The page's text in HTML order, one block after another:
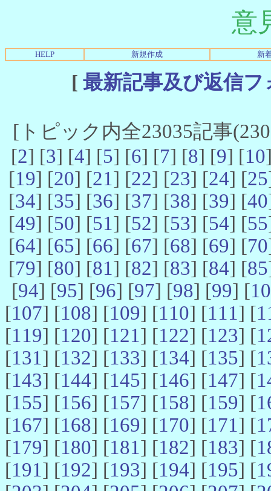
意
HELP 新規作成 新
[ 最新記事及び返信
[トピック内全23035記事
[2] [3] [4] [5] [6] [7] [8] [9] [10
[19] [20] [21] [22] [23] [24] [25
[34] [35] [36] [37] [38] [39] [40
[49] [50] [51] [52] [53] [54] [55
[64] [65] [66] [67] [68] [69] [70
[79] [80] [81] [82] [83] [84] [85
[94] [95] [96] [97] [98] [99] [
[107] [108] [109] [110] [111] [
[119] [120] [121] [122] [123] [
[131] [132] [133] [134] [135] [
[143] [144] [145] [146] [147] [
[155] [156] [157] [158] [159] [
[167] [168] [169] [170] [171] [
[179] [180] [181] [182] [183] [
[191] [192] [193] [194] [195] [